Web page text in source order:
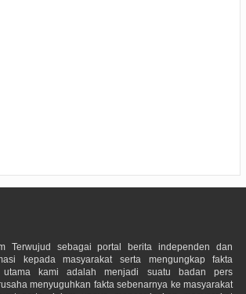
Terwujud sebagai portal berita independen dan
kepada masyarakat serta mengungkap fakta
kami adalah menjadi suatu badan pers
menyuguhkan fakta sebenarnya ke masyarakat